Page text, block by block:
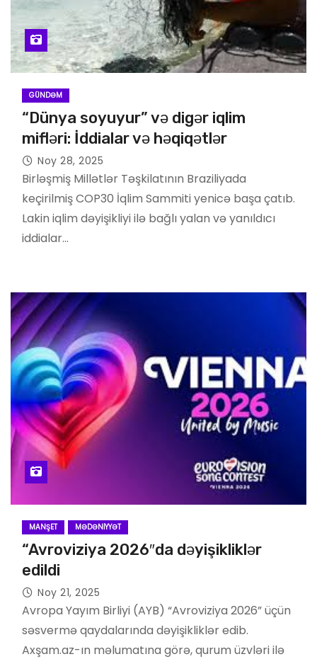
GÜNDƏM
“Dünya soyuyur” və digər iqlim
mifləri: İddialar və həqiqətlər
Noy 28, 2025
Birləşmiş Millətlər Təşkilatının Braziliyada
keçirilmiş COP30 İqlim Sammiti yenicə başa çatıb.
Lakin iqlim dəyişikliyi ilə bağlı yalan və yanıldıcı
iddialar…
MANŞET MƏDƏNIYYƏT
“Avroviziya 2026″da dəyişikliklər
edildi
Noy 21, 2025
Avropa Yayım Birliyi (AYB) “Avroviziya 2026” üçün
səsvermə qaydalarında dəyişikliklər edib.
Axşam.az-ın məlumatına görə, qurum üzvləri ilə